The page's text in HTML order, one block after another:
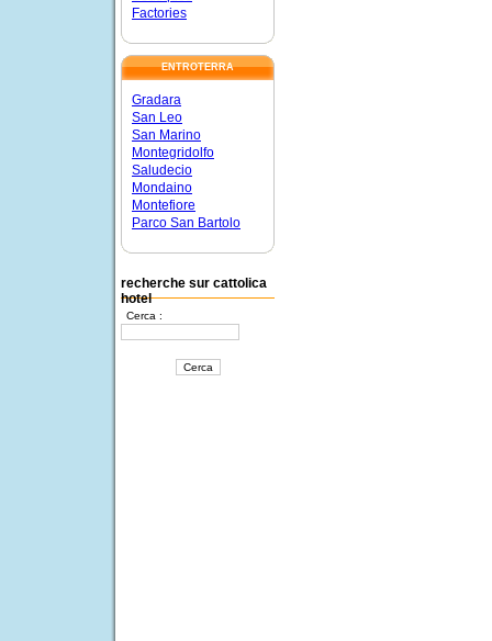
Factories
ENTROTERRA
Gradara
San Leo
San Marino
Montegridolfo
Saludecio
Mondaino
Montefiore
Parco San Bartolo
recherche sur cattolica
hotel
Cerca :